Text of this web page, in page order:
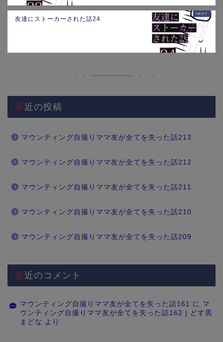
友達にストーカーされた話24
最近の投稿
マウンティング自撮りママ友が全てを失った話213
マウンティング自撮りママ友が全てを失った話212
マウンティング自撮りママ友が全てを失った話211
マウンティング自撮りママ友が全てを失った話210
マウンティング自撮りママ友が全てを失った話209
最近のコメント
マウンティング自撮りママ友が全てを失った話161 に マ
ウンティング自撮りママ友が全てを失った話162 | どす黒
まどな より